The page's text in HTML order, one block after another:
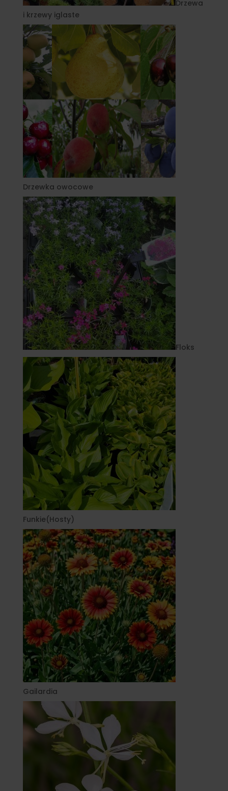
Drzewa
i krzewy iglaste
Drzewka owocowe
Floks
Funkie(Hosty)
Gailardia